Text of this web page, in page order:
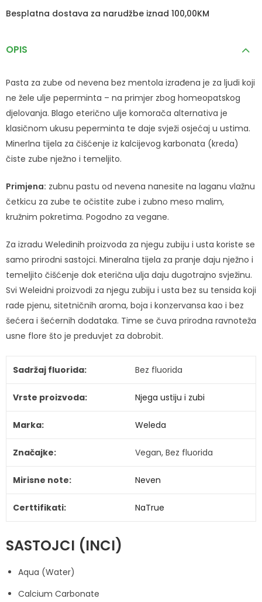
Besplatna dostava za narudžbe iznad 100,00KM
OPIS
Pasta za zube od nevena bez mentola izrađena je za ljudi koji
ne žele ulje peperminta – na primjer zbog homeopatskog
djelovanja. Blago eterično ulje komorača alternativa je
klasičnom ukusu peperminta te daje svježi osjećaj u ustima.
Minerlna tijela za čišćenje iz kalcijevog karbonata (kreda)
čiste zube nježno i temeljito.
Primjena: zubnu pastu od nevena nanesite na laganu vlažnu
četkicu za zube te očistite zube i zubno meso malim,
kružnim pokretima. Pogodno za vegane.
Za izradu Weledinih proizvoda za njegu zubiju i usta koriste se
samo prirodni sastojci. Mineralna tijela za pranje daju nježno i
temeljito čišćenje dok eterična ulja daju dugotrajno svježinu.
Svi Weleidni proizvodi za njegu zubiju i usta bez su tensida koji
rade pjenu, sitetničnih aroma, boja i konzervansa kao i bez
šećera i šećernih dodataka. Time se čuva prirodna ravnoteža
usne flore što je preduvjet za dobrobit.
Sadržaj fluorida: Bez fluorida
Vrste proizvoda: Njega ustiju i zubi
Marka: Weleda
Značajke: Vegan, Bez fluorida
Mirisne note: Neven
Certtifikati: NaTrue
SASTOJCI (INCI)
Aqua (Water)
Calcium Carbonate